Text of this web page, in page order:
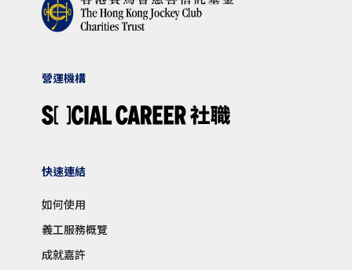
營運機構
快速連結
如何使用
義工服務概覽
成就嘉許